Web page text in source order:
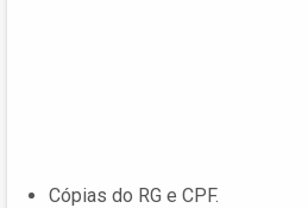
Cópias do RG e CPF.